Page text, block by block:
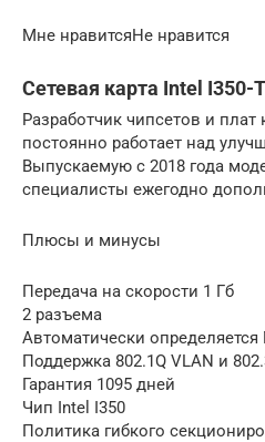
Мне нравитсяНе нравится
Сетевая карта Intel I350-
Разработчик чипсетов и
постоянно работает над
Выпускаемую с 2018 года
специалисты ежегодно
Плюсы и минусы
Передача на скорости 1 Гб
2 разъема
Автоматически определяется
Поддержка 802.1Q VLAN и
Гарантия 1095 дней
Чип Intel I350
Политика гибкого